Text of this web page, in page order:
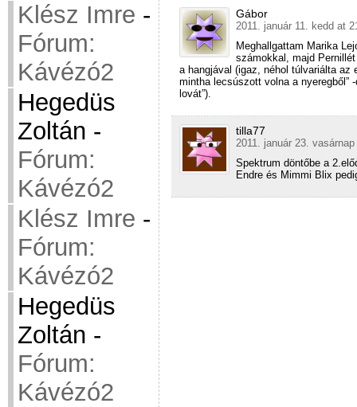
Klész Imre -
Fórum:
Kávézó2
Hegedüs
Zoltán -
Fórum:
Kávézó2
Klész Imre -
Fórum:
Kávézó2
Hegedüs
Zoltán -
Fórum:
Kávézó2
Gábor
2011. január 11. kedd at
Meghallgattam Marika
számokkal, majd
a hangjával (igaz, néhol túlvariálta az
mintha lecsúszott volna a nyeregből”
lovát”).
tilla77
2011. január 23.
Spektrum döntőbe a
Endre és Mimmi Blix